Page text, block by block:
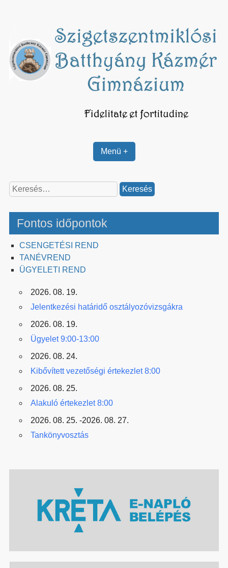
Menü +
Keresés:
Fontos időpontok
CSENGETÉSI REND
TANÉVREND
ÜGYELETI REND
2026. 08. 19.
Jelentkezési határidő osztályozóvizsgákra
2026. 08. 19.
Ügyelet 9:00-13:00
2026. 08. 24.
Kibővített vezetőségi értekezlet 8:00
2026. 08. 25.
Alakuló értekezlet 8:00
2026. 08. 25. -2026. 08. 27.
Tankönyvosztás